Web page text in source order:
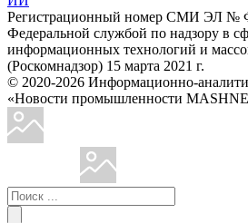
Регистрационный номер СМИ ЭЛ №
Федеральной службой по надзору в
информационных технологий и
(Роскомнадзор) 15 марта 2021 г.
© 2020-2026 Информационно-
«Новости промышленности